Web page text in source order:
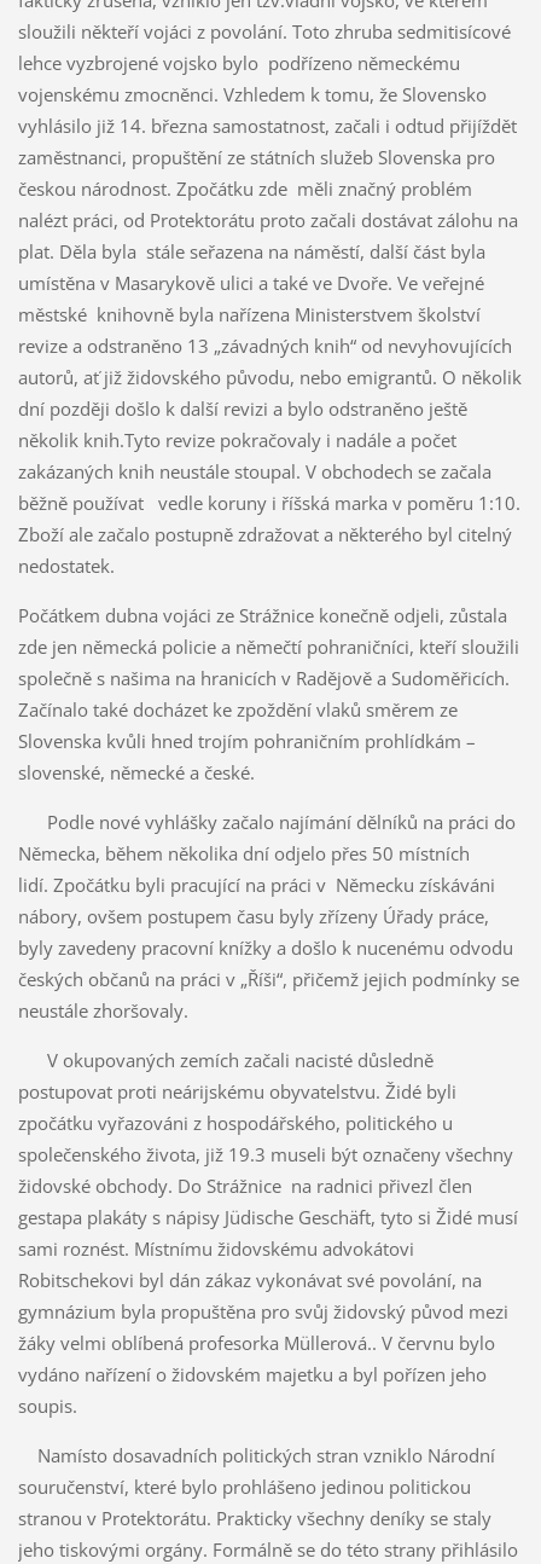
sloužili někteří vojáci z povolání. Toto zhruba sedmitisícové
lehce vyzbrojené vojsko bylo podřízeno německému
vojenskému zmocněnci. Vzhledem k tomu, že Slovensko
vyhlásilo již 14. března samostatnost, začali i odtud přijíždět
zaměstnanci, propuštění ze státních služeb Slovenska pro
českou národnost. Zpočátku zde měli značný problém
nalézt práci, od Protektorátu proto začali dostávat zálohu na
plat. Děla byla stále seřazena na náměstí, další část byla
umístěna v Masarykově ulici a také ve Dvoře. Ve veřejné
městské knihovně byla nařízena Ministerstvem školství
revize a odstraněno 13 „závadných knih“ od nevyhovujících
autorů, ať již židovského původu, nebo emigrantů. O několik
dní později došlo k další revizi a bylo odstraněno ještě
několik knih.Tyto revize pokračovaly i nadále a počet
zakázaných knih neustále stoupal. V obchodech se začala
běžně používat vedle koruny i říšská marka v poměru 1:10.
Zboží ale začalo postupně zdražovat a některého byl citelný
nedostatek.
Počátkem dubna vojáci ze Strážnice konečně odjeli, zůstala
zde jen německá policie a němečtí pohraničníci, kteří sloužili
společně s našima na hranicích v Radějově a Sudoměřicích.
Začínalo také docházet ke zpoždění vlaků směrem ze
Slovenska kvůli hned trojím pohraničním prohlídkám –
slovenské, německé a české.
Podle nové vyhlášky začalo najímání dělníků na práci do
Německa, během několika dní odjelo přes 50 místních
lidí. Zpočátku byli pracující na práci v Německu získáváni
nábory, ovšem postupem času byly zřízeny Úřady práce,
byly zavedeny pracovní knížky a došlo k nucenému odvodu
českých občanů na práci v „Říši“, přičemž jejich podmínky se
neustále zhoršovaly.
V okupovaných zemích začali nacisté důsledně
postupovat proti neárijskému obyvatelstvu. Židé byli
zpočátku vyřazováni z hospodářského, politického u
společenského života, již 19.3 museli být označeny všechny
židovské obchody. Do Strážnice na radnici přivezl člen
gestapa plakáty s nápisy Jüdische Geschäft, tyto si Židé musí
sami roznést. Místnímu židovskému advokátovi
Robitschekovi byl dán zákaz vykonávat své povolání, na
gymnázium byla propuštěna pro svůj židovský původ mezi
žáky velmi oblíbená profesorka Müllerová.. V červnu bylo
vydáno nařízení o židovském majetku a byl pořízen jeho
soupis.
Namísto dosavadních politických stran vzniklo Národní
souručenství, které bylo prohlášeno jedinou politickou
stranou v Protektorátu. Prakticky všechny deníky se staly
jeho tiskovými orgány. Formálně se do této strany přihlásilo